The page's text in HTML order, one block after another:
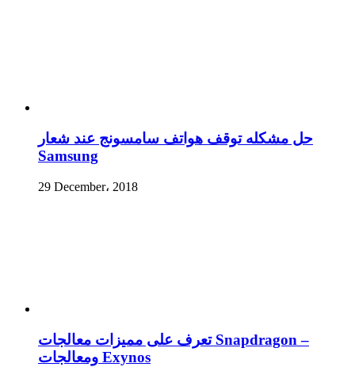
حل مشكله توقف هواتف سامسونج عند شعار
Samsung
29 December، 2018
تعرف على مميزات معالجات Snapdragon –
ومعالجات Exynos